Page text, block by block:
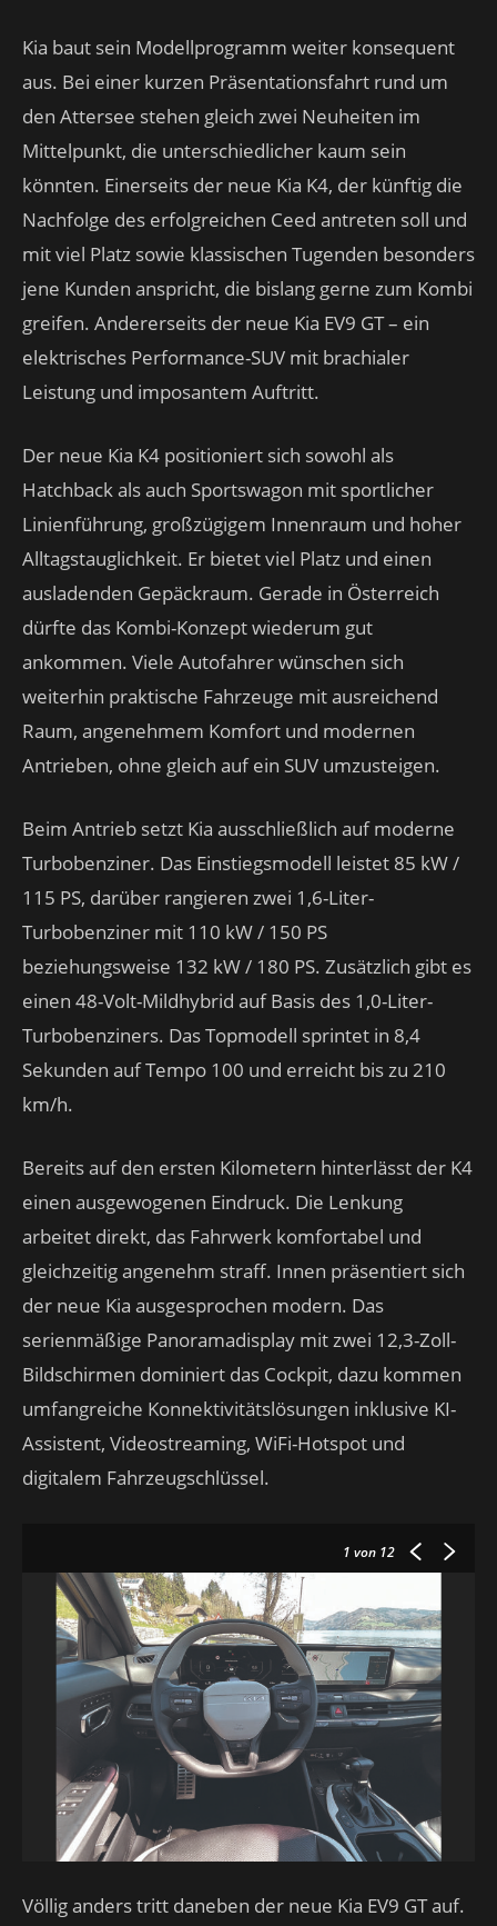
Kia baut sein Modellprogramm weiter konsequent
aus. Bei einer kurzen Präsentationsfahrt rund um
den Attersee stehen gleich zwei Neuheiten im
Mittelpunkt, die unterschiedlicher kaum sein
könnten. Einerseits der neue Kia K4, der künftig die
Nachfolge des erfolgreichen Ceed antreten soll und
mit viel Platz sowie klassischen Tugenden besonders
jene Kunden anspricht, die bislang gerne zum Kombi
greifen. Andererseits der neue Kia EV9 GT – ein
elektrisches Performance-SUV mit brachialer
Leistung und imposantem Auftritt.
Der neue Kia K4 positioniert sich sowohl als
Hatchback als auch Sportswagon mit sportlicher
Linienführung, großzügigem Innenraum und hoher
Alltagstauglichkeit. Er bietet viel Platz und einen
ausladenden Gepäckraum. Gerade in Österreich
dürfte das Kombi-Konzept wiederum gut
ankommen. Viele Autofahrer wünschen sich
weiterhin praktische Fahrzeuge mit ausreichend
Raum, angenehmem Komfort und modernen
Antrieben, ohne gleich auf ein SUV umzusteigen.
Beim Antrieb setzt Kia ausschließlich auf moderne
Turbobenziner. Das Einstiegsmodell leistet 85 kW /
115 PS, darüber rangieren zwei 1,6-Liter-
Turbobenziner mit 110 kW / 150 PS
beziehungsweise 132 kW / 180 PS. Zusätzlich gibt es
einen 48-Volt-Mildhybrid auf Basis des 1,0-Liter-
Turbobenziners. Das Topmodell sprintet in 8,4
Sekunden auf Tempo 100 und erreicht bis zu 210
km/h.
Bereits auf den ersten Kilometern hinterlässt der K4
einen ausgewogenen Eindruck. Die Lenkung
arbeitet direkt, das Fahrwerk komfortabel und
gleichzeitig angenehm straff. Innen präsentiert sich
der neue Kia ausgesprochen modern. Das
serienmäßige Panoramadisplay mit zwei 12,3-Zoll-
Bildschirmen dominiert das Cockpit, dazu kommen
umfangreiche Konnektivitätslösungen inklusive KI-
Assistent, Videostreaming, WiFi-Hotspot und
digitalem Fahrzeugschlüssel.
1 von 12
Völlig anders tritt daneben der neue Kia EV9 GT auf.